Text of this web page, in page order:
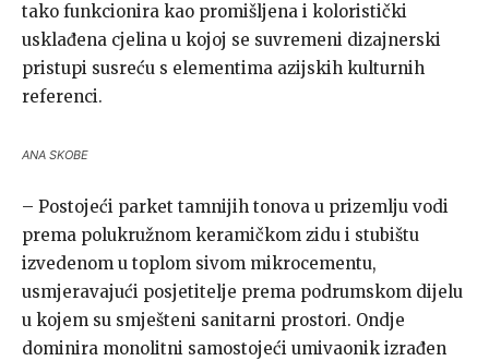
tako funkcionira kao promišljena i koloristički
usklađena cjelina u kojoj se suvremeni dizajnerski
pristupi susreću s elementima azijskih kulturnih
referenci.
ANA SKOBE
– Postojeći parket tamnijih tonova u prizemlju vodi
prema polukružnom keramičkom zidu i stubištu
izvedenom u toplom sivom mikrocementu,
usmjeravajući posjetitelje prema podrumskom dijelu
u kojem su smješteni sanitarni prostori. Ondje
dominira monolitni samostojeći umivaonik izrađen